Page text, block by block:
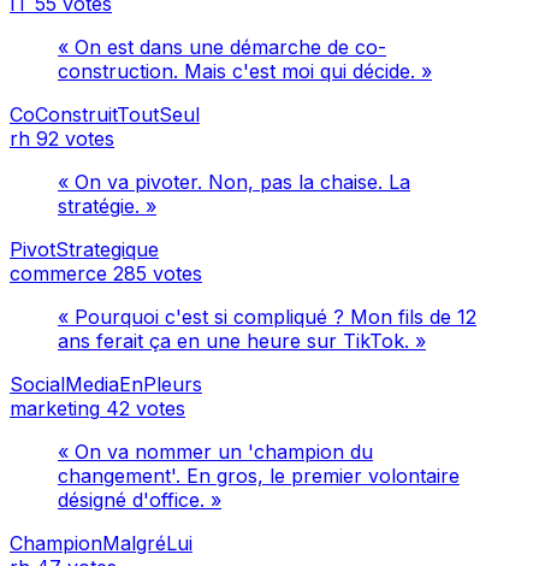
« On est dans une démarche de co-
construction. Mais c'est moi qui décide. »
CoConstruitToutSeul
rh 92 votes
« On va pivoter. Non, pas la chaise. La
stratégie. »
PivotStrategique
commerce 285 votes
« Pourquoi c'est si compliqué ? Mon fils de 12
ans ferait ça en une heure sur TikTok. »
SocialMediaEnPleurs
marketing 42 votes
« On va nommer un 'champion du
changement'. En gros, le premier volontaire
désigné d'office. »
ChampionMalgréLui